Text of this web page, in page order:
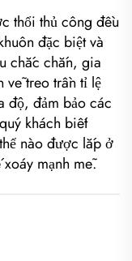
thổi thủ công đều
đặc biệt và
chắc chắn, gia
vẽ treo trần tỉ lệ
độ, đảm bảo các
khách biết
nào được lắp ở
mạnh mẽ.